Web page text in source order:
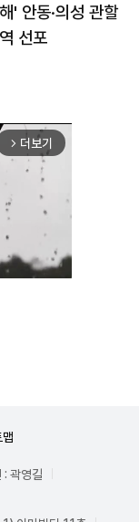
' 안동·의성 관할
선포
arrow_forward_ios 더보기
맵
: 곽영길